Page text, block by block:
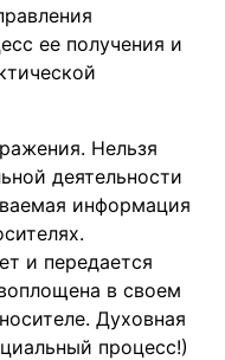
ее получения и
Нельзя
деятельности
информация
и передается
в своем
Духовная
процесс!)